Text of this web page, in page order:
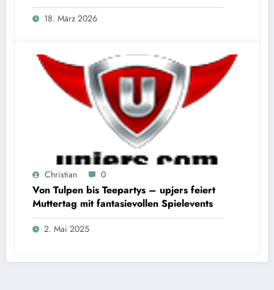
18. März 2026
Christian 0
Von Tulpen bis Teepartys – upjers feiert
Muttertag mit fantasievollen Spielevents
2. Mai 2025